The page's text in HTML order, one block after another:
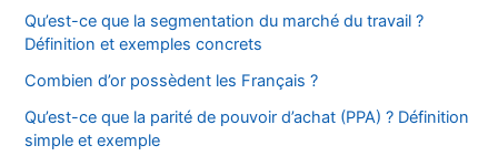
Qu’est-ce que la segmentation du marché du travail ?
Définition et exemples concrets
Combien d’or possèdent les Français ?
Qu’est-ce que la parité de pouvoir d’achat (PPA) ? Définition
simple et exemple